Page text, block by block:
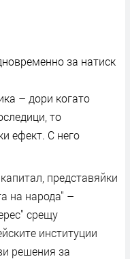
за натиск
– дори когато
то
ефект. С него
представяйки
на народа" –
срещу
институции
решения за